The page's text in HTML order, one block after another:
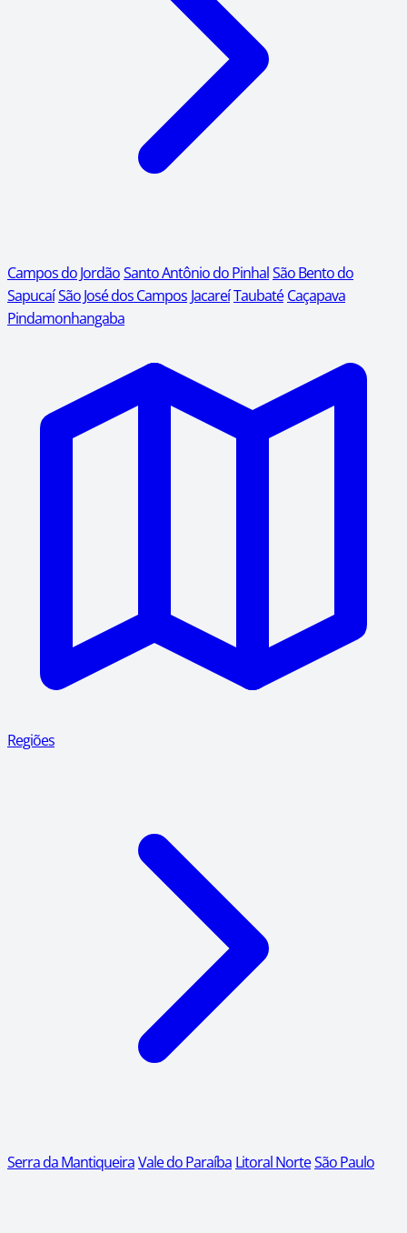
Campos do JordãoSanto Antônio do PinhalSão Bento do
SapucaíSão José dos Campos JacareíTaubaté Caçapava
Pindamonhangaba
Regiões
Serra da MantiqueiraVale do Paraíba Litoral NorteSão Paulo